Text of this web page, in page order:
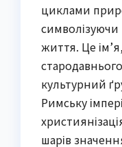
циклами
символізуючи
життя. Це
культурний
Римську
шарів